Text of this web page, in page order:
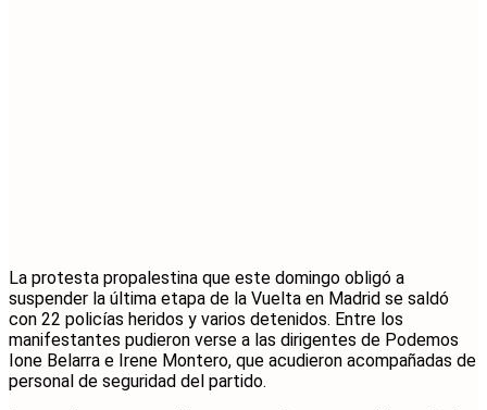
La protesta propalestina que este domingo obligó a
suspender la última etapa de la Vuelta en Madrid se saldó
con 22 policías heridos y varios detenidos. Entre los
manifestantes pudieron verse a las dirigentes de Podemos
Ione Belarra e Irene Montero, que acudieron acompañadas de
personal de seguridad del partido.